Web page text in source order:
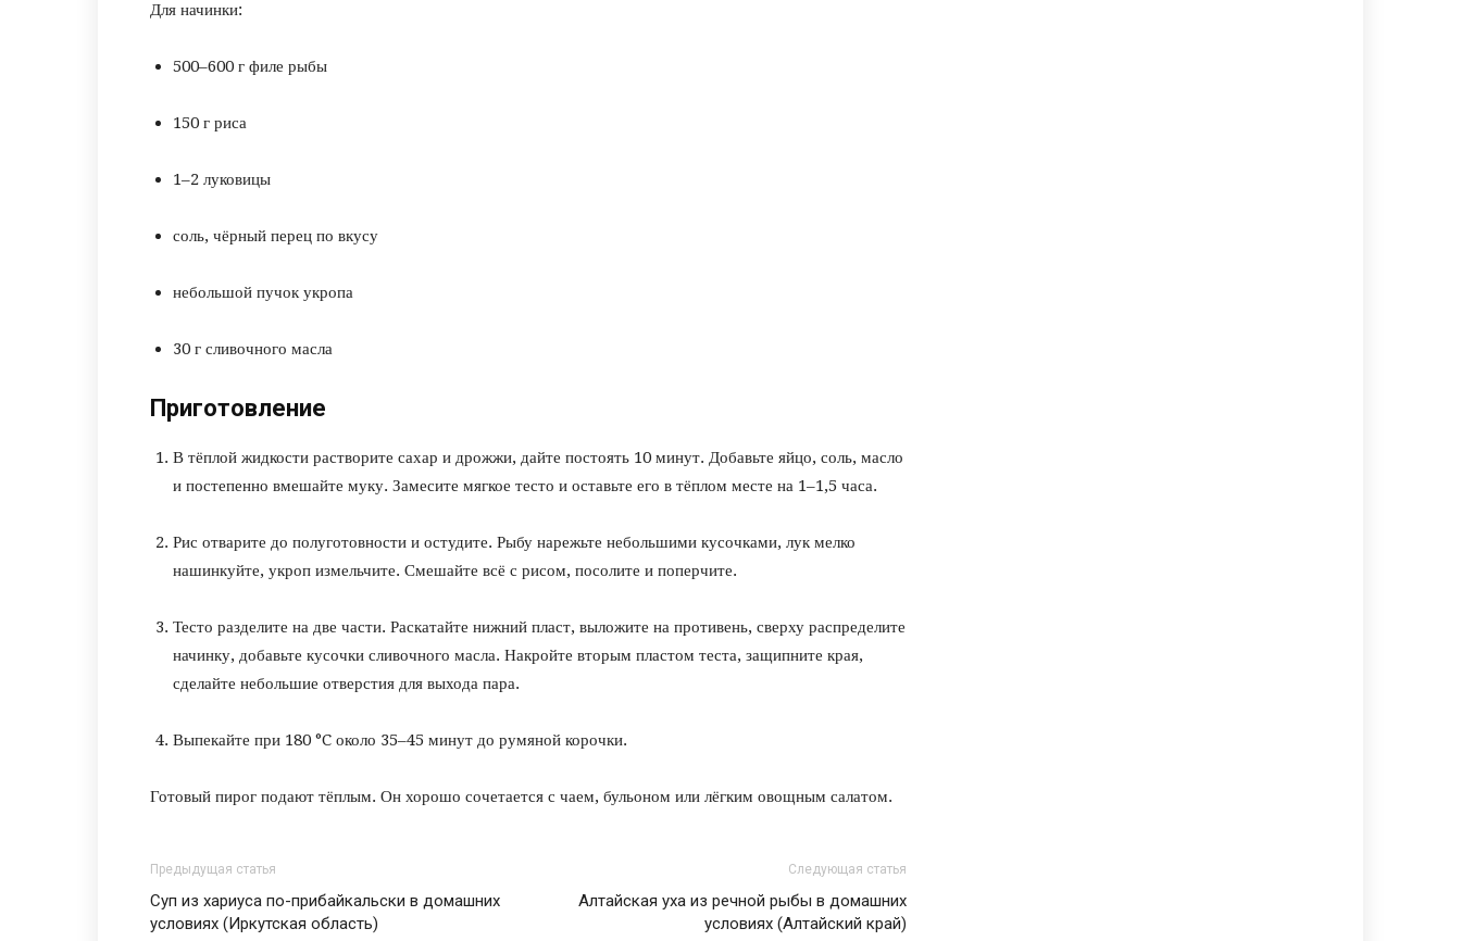
Для начинки:
500–600 г филе рыбы
150 г риса
1–2 луковицы
соль, чёрный перец по вкусу
небольшой пучок укропа
30 г сливочного масла
Приготовление
В тёплой жидкости растворите сахар и дрожжи, дайте постоять 10 минут. Добавьте яйцо, соль, масло
и постепенно вмешайте муку. Замесите мягкое тесто и оставьте его в тёплом месте на 1–1,5 часа.
Рис отварите до полуготовности и остудите. Рыбу нарежьте небольшими кусочками, лук мелко
нашинкуйте, укроп измельчите. Смешайте всё с рисом, посолите и поперчите.
Тесто разделите на две части. Раскатайте нижний пласт, выложите на противень, сверху распределите
начинку, добавьте кусочки сливочного масла. Накройте вторым пластом теста, защипните края,
сделайте небольшие отверстия для выхода пара.
Выпекайте при 180 °C около 35–45 минут до румяной корочки.
Готовый пирог подают тёплым. Он хорошо сочетается с чаем, бульоном или лёгким овощным салатом.
Предыдущая статья
Суп из хариуса по-прибайкальски в домашних
условиях (Иркутская область)
Следующая статья
Алтайская уха из речной рыбы в домашних
условиях (Алтайский край)